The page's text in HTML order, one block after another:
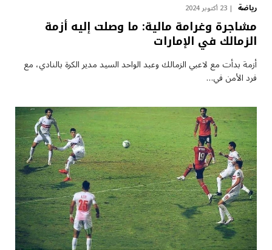
رياضة 23 أكتوبر 2024
مشاجرة وغرامة مالية: ما وصلت إليه أزمة
الزمالك في الإمارات
أزمة بدأت مع لاعبي الزمالك وعبد الواحد السيد مدير الكرة بالنادي، مع
فرد الأمن في…